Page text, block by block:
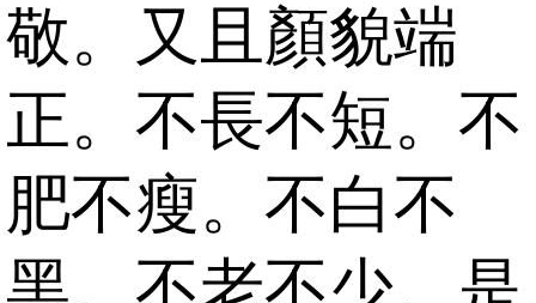
敬。又且顏貌端
正。不長不短。不
肥不瘦。不白不
黑。不老不少。是